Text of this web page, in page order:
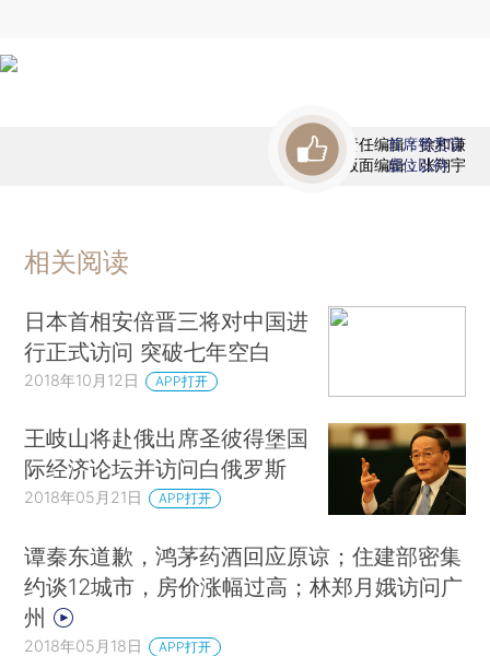
责任编辑：徐和谦
版面编辑：张翔宇
首席赞赏官
虚位以待
相关阅读
日本首相安倍晋三将对中国进
行正式访问 突破七年空白
2018年10月12日 APP打开
王岐山将赴俄出席圣彼得堡国
际经济论坛并访问白俄罗斯
2018年05月21日 APP打开
谭秦东道歉，鸿茅药酒回应原谅；住建部密集
约谈12城市，房价涨幅过高；林郑月娥访问广
州
2018年05月18日 APP打开